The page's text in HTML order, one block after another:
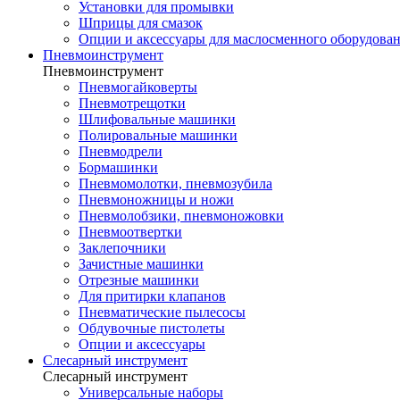
Установки для промывки
Шприцы для смазок
Опции и аксессуары для маслосменного
Пневмоинструмент
Пневмоинструмент
Пневмогайковерты
Пневмотрещотки
Шлифовальные машинки
Полировальные машинки
Пневмодрели
Бормашинки
Пневмомолотки, пневмозубила
Пневмоножницы и ножи
Пневмолобзики, пневмоножовки
Пневмоотвертки
Заклепочники
Зачистные машинки
Отрезные машинки
Для притирки клапанов
Пневматические пылесосы
Обдувочные пистолеты
Опции и аксессуары
Слесарный инструмент
Слесарный инструмент
Универсальные наборы